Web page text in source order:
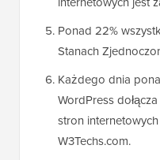
Ponad 22%
Stanach
Każdego dnia
WordPress
stron
W3Techs.com.